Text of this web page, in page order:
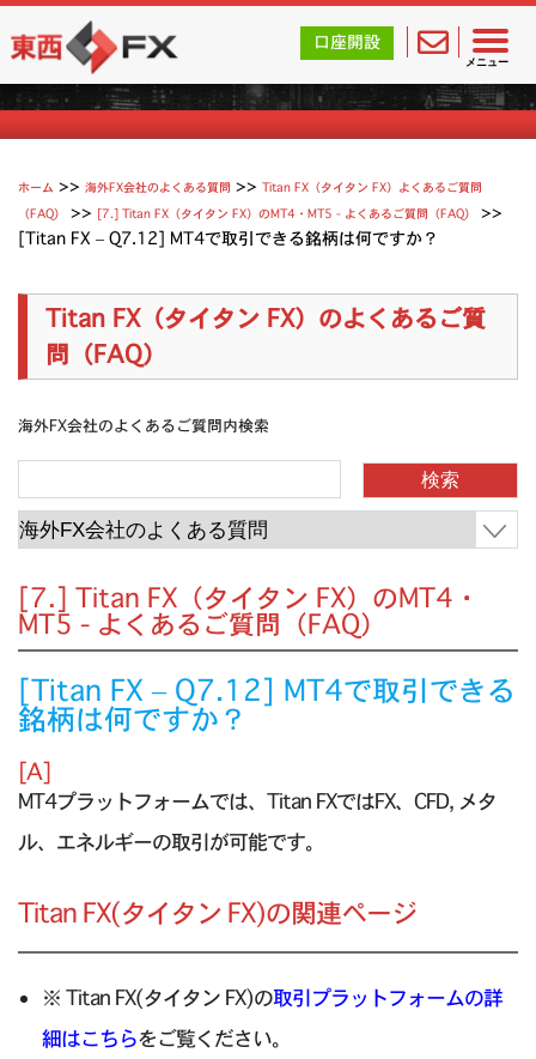
メニュー
東西FX｜海外FX会社（ブローカー）の無料口座開設サポ
口座開設
Titan（タイタン FX）よくあるご質問
ホーム >>海外FX会社のよくある質問 >>Titan FX（タイタン FX）よくあるご質問
（FAQ）
>> [7.] Titan FX（タイタン FX）のMT4・MT5 - よくあるご質問（FAQ）
>>
[Titan FX – Q7.12] MT4で取引できる銘柄は何ですか？
Titan FX（タイタン FX）のよくあるご質
問（FAQ）
海外FX会社のよくあるご質問内検索
[7.] Titan FX（タイタン FX）のMT4・
MT5 - よくあるご質問（FAQ）
[Titan FX – Q7.12] MT4で取引できる
銘柄は何ですか？
[A]
MT4プラットフォームでは、Titan FXではFX、CFD, メタ
ル、エネルギーの取引が可能です。
Titan FX(タイタン FX)の関連ページ
※ Titan FX(タイタン FX)の取引プラットフォームの詳
細はこちらをご覧ください。